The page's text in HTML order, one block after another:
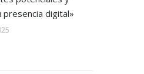
digital»